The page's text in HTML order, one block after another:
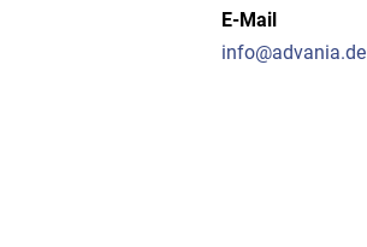
E-Mail
info@advania.de